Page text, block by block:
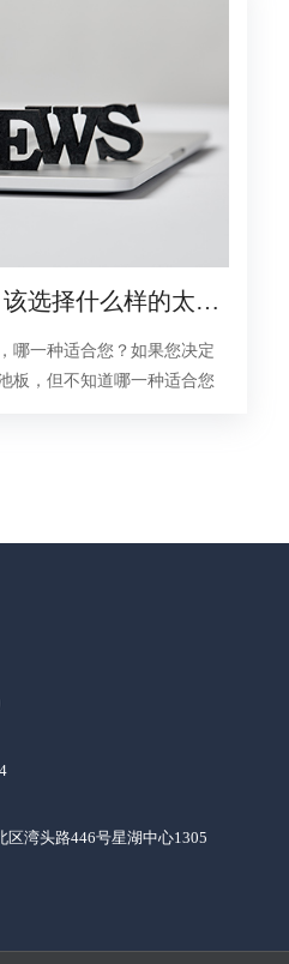
选择什么样的太阳
哪一种适合您？如果您决定
板，但不知道哪一种适合您
湾头路446号星湖中心1305